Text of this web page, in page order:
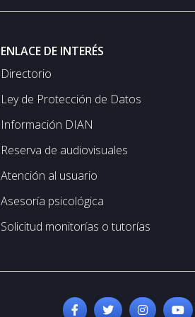
ENLACE DE INTERÉS
Directorio
Ley de Protección de Datos
Información DIAN
Reserva de audiovisuales
Atención al usuario
Asesoría psicológica
Solicitud monitorías o tutorías